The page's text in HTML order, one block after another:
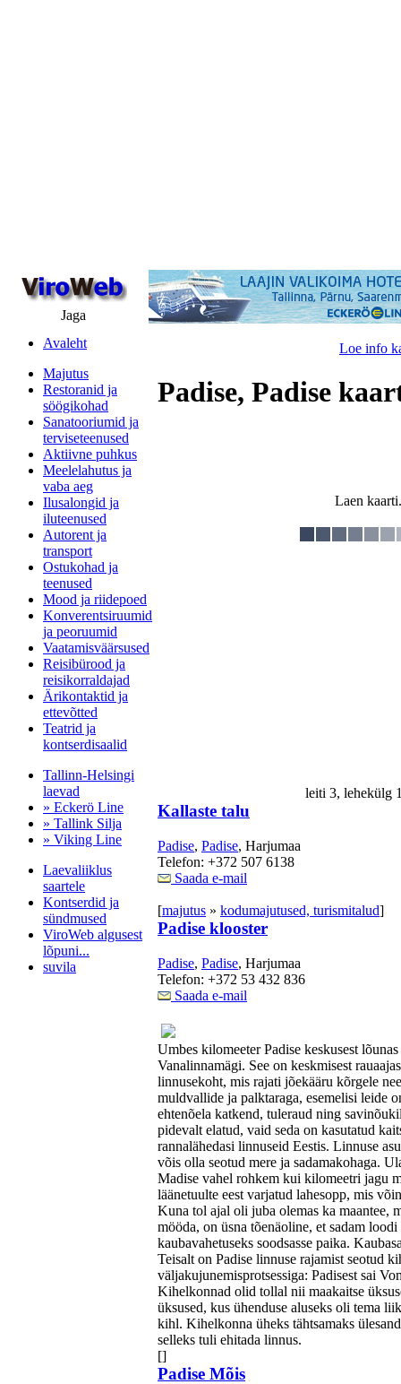
Jaga
Avaleht
Majutus
Restoranid ja
söögikohad
Sanatooriumid ja
terviseteenused
Aktiivne puhkus
Meelelahutus ja
vaba aeg
Ilusalongid ja
iluteenused
Autorent ja
transport
Ostukohad ja
teenused
Mood ja riidepoed
Konverentsiruumid
ja peoruumid
Vaatamisväärsused
Reisibürood ja
reisikorraldajad
Ärikontaktid ja
ettevõtted
Teatrid ja
kontserdisaalid
Tallinn-Helsingi
laevad
» Eckerö Line
» Tallink Silja
» Viking Line
Laevaliiklus
saartele
Kontserdid ja
sündmused
ViroWeb algusest
lõpuni...
suvila
Loe info
Padise, Padise
Laen
leiti 3,
Kallaste talu
Padise, Padise, Harjumaa
Telefon: +372 507 6138
Saada e-mail
[majutus » kodumajutused, turismitalud]
Padise klooster
Padise, Padise, Harjumaa
Telefon: +372 53 432 836
Saada e-mail
Umbes kilomeeter Padise keskusest
Vanalinnamägi. See on keskmisest
linnusekoht, mis rajati jõekääru kõrgele
muldvallide ja palktaraga, esemelisi leide
ehtenõela katkend, tuleraud ning
pidevalt elatud, vaid seda on kasutatud
rannalähedasi linnuseid Eestis. Linnuse
võis olla seotud mere ja sadamakohaga.
Madise vahel rohkem kui kilomeetri jagu
läänetuulte eest varjatud lahesopp, mis
Kuna tol ajal oli juba olemas ka maantee,
mööda, on üsna tõenäoline, et sadam
kaubavahetuseks soodsasse paika.
Teisalt on Padise linnuse rajamist seotud
väljakujunemisprotsessiga: Padisest sai
Kihelkonnad olid tollal nii maakaitse
üksused, kus ühenduse aluseks oli tema
kihl. Kihelkonna üheks tähtsamaks
selleks tuli ehitada linnus.
[]
Padise Mõis